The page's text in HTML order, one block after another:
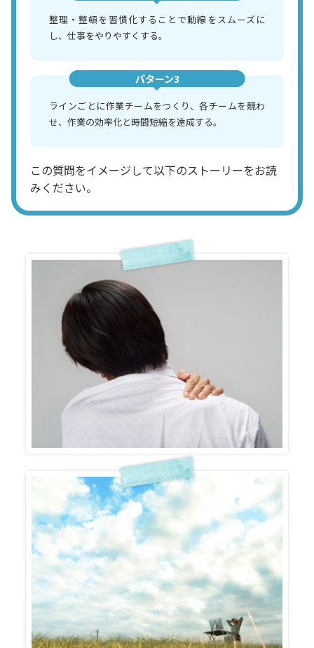
整理・整頓を習慣化することで動線をスムーズに
し、仕事をやりやすくする。
パターン3
ラインごとに作業チームをつくり、各チームを競わ
せ、作業の効率化と時間短縮を達成する。
この質問をイメージして以下のストーリーをお読
みください。